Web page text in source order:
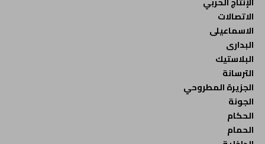
الاتصالات
الاسماعيلى
البدارى
البلاستيك
الترسانة
الجزيرة المطروحي
الجونة
الحكام
الحمام